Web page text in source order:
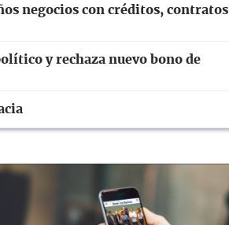
negocios con créditos, contratos
y rechaza nuevo bono de